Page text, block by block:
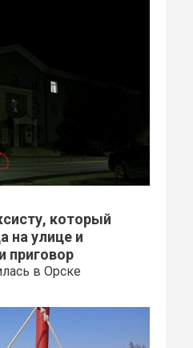
который
на улице и
приговор
в Орске